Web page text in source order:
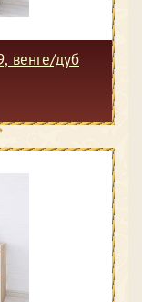
венге/дуб